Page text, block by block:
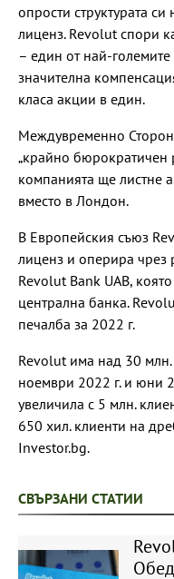
опрости структурата
лиценз. Revolut спори
– един от най-
значителна
класа акции в един.
Междувременно
„крайно бюрократичен
компанията ще листне
вместо в Лондон.
В Европейския съюз
лиценз и оперира чрез
Revolut Bank UAB,
централна банка.
печалба за 2022 г.
Revolut има над 30
ноември 2022 г. и юни
увеличила с 5 млн.
650 хил. клиенти на
Investor.bg.
СВЪРЗАНИ СТАТИИ